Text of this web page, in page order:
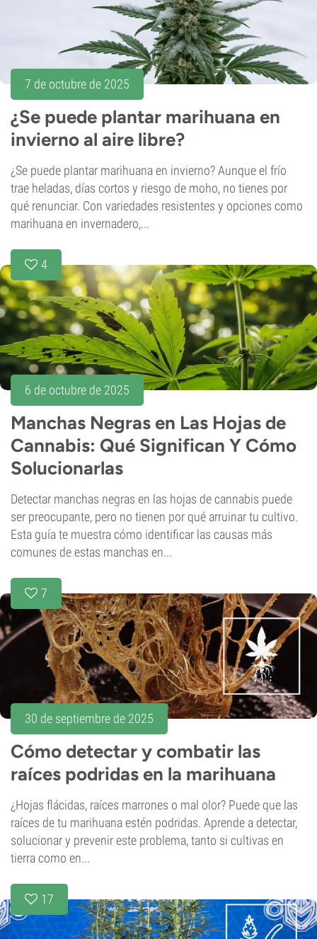
7 de octubre de 2025
¿Se puede plantar marihuana en
invierno al aire libre?
¿Se puede plantar marihuana en invierno? Aunque el frío
trae heladas, días cortos y riesgo de moho, no tienes por
qué renunciar. Con variedades resistentes y opciones como
marihuana en invernadero,...
4
6 de octubre de 2025
Manchas Negras en Las Hojas de
Cannabis: Qué Significan Y Cómo
Solucionarlas
Detectar manchas negras en las hojas de cannabis puede
ser preocupante, pero no tienen por qué arruinar tu cultivo.
Esta guía te muestra cómo identificar las causas más
comunes de estas manchas en...
7
30 de septiembre de 2025
Cómo detectar y combatir las
raíces podridas en la marihuana
¿Hojas flácidas, raíces marrones o mal olor? Puede que las
raíces de tu marihuana estén podridas. Aprende a detectar,
solucionar y prevenir este problema, tanto si cultivas en
tierra como en...
17